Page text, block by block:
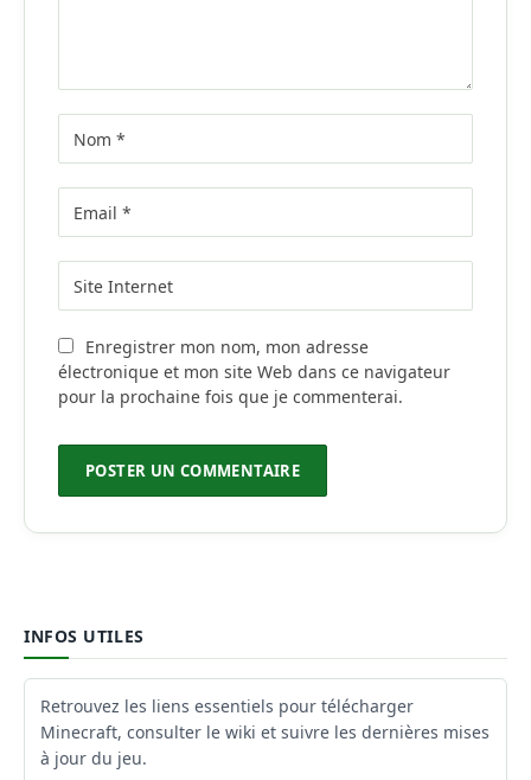
Enregistrer mon nom, mon adresse
électronique et mon site Web dans ce navigateur
pour la prochaine fois que je commenterai.
INFOS UTILES
Retrouvez les liens essentiels pour télécharger
Minecraft, consulter le wiki et suivre les dernières mises
à jour du jeu.